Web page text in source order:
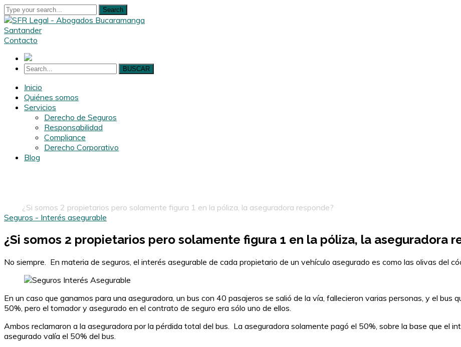
Search
Contacto
BUSCAR
Inicio
Quiénes somos
Servicios
Derecho de Seguros
Responsabilidad
Compliance
Derecho Corporativo
Blog
¿Si somos 2 propietarios pero solamente figura 1 en la póliza, la aseguradora responde?
Seguros - Interés asegurable
¿Si somos 2 propietarios pero solamente figura 1 en la póliza, la aseguradora
No siempre. En materia de seguros, el interés asegurable de cada propietario de un vehículo asegurado es como las olivas del
En un caso que ganamos para una aseguradora, un bus con 40 pasajeros se salió de la vía, fallecieron varias personas, y el bus
50%, pero el tomador y asegurado en el contrato de seguro era sólo uno de ellos.
Ambos reclamaron a la aseguradora por la pérdida total del bus. La aseguradora solamente pagó el 50%, sobre la base que el
asegurado valía el 50% del bus.